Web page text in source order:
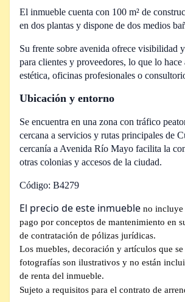
El inmueble cuenta con 100 m² de
en dos plantas y dispone de dos medios
Su frente sobre avenida ofrece visibilidad
para clientes y proveedores, lo que lo hace
estética, oficinas profesionales o
Ubicación y entorno
Se encuentra en una zona con tráfico
cercana a servicios y rutas principales de
cercanía a Avenida Río Mayo facilita la
otras colonias y accesos de la ciudad.
Código: B4279
El precio de este inmueble no
pago por conceptos de mantenimiento en
de contratación de pólizas jurídicas.
Los muebles, decoración y artículos que
fotografías son ilustrativos y no están
de renta del inmueble.
Sujeto a requisitos para el contrato de